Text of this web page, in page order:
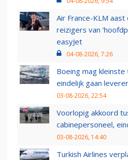
Air France-KLM
reizigers van
easyJet
04-08-2026, 7:26
Boeing mag
eindelijk gaan
03-08-2026, 22:54
Voorlopig akkoord
cabinepersoneel,
03-08-2026, 14:40
Turkish Airlines